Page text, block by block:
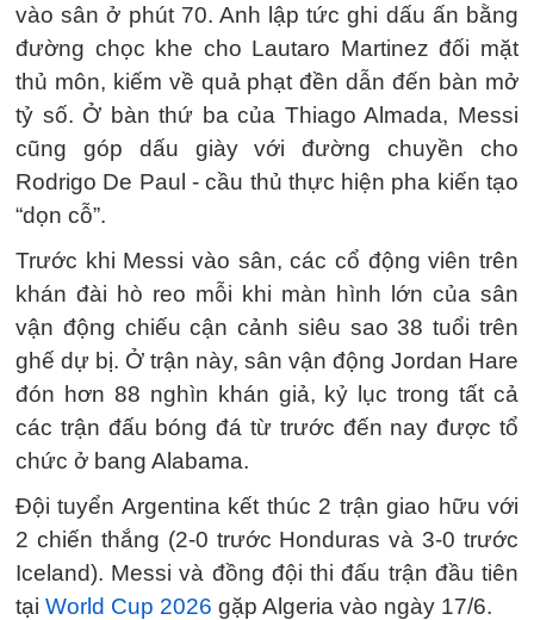
vào sân ở phút 70. Anh lập tức ghi dấu ấn bằng
đường chọc khe cho Lautaro Martinez đối mặt
thủ môn, kiếm về quả phạt đền dẫn đến bàn mở
tỷ số. Ở bàn thứ ba của Thiago Almada, Messi
cũng góp dấu giày với đường chuyền cho
Rodrigo De Paul - cầu thủ thực hiện pha kiến tạo
“dọn cỗ”.
Trước khi Messi vào sân, các cổ động viên trên
khán đài hò reo mỗi khi màn hình lớn của sân
vận động chiếu cận cảnh siêu sao 38 tuổi trên
ghế dự bị. Ở trận này, sân vận động Jordan Hare
đón hơn 88 nghìn khán giả, kỷ lục trong tất cả
các trận đấu bóng đá từ trước đến nay được tổ
chức ở bang Alabama.
Đội tuyển Argentina kết thúc 2 trận giao hữu với
2 chiến thắng (2-0 trước Honduras và 3-0 trước
Iceland). Messi và đồng đội thi đấu trận đầu tiên
tại World Cup 2026 gặp Algeria vào ngày 17/6.